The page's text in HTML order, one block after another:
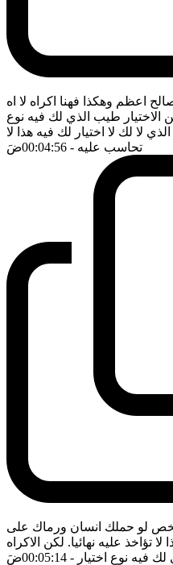
اعظم وهكذا فهنا اكراه لا اه
طيب الذي لك فيه نوع
لا لك لا اختيار لك فيه هذا لا
تحاسب عليه - 00:04:56 ضَ
لو حملك انسان ورماك على
تؤاخذ عليه نهائيا. لكن الاكراه
لك فيه نوع اختيار - 00:05:14 ضَ